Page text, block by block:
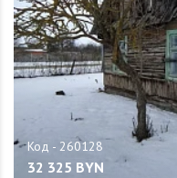
32 325 BYN